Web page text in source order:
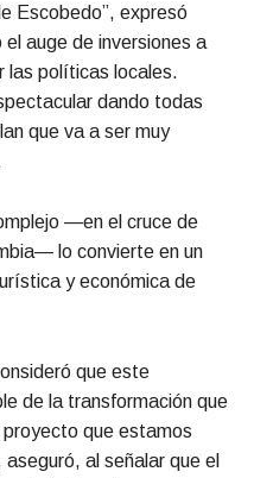
Escobedo”, expresó
auge de inversiones a
las políticas locales.
dando todas
que va a ser muy
—en el cruce de
lo convierte en un
y económica de
que este
de la transformación que
que estamos
al señalar que el